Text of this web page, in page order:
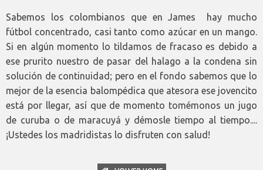
Sabemos los colombianos que en James hay mucho
fútbol concentrado, casi tanto como azúcar en un mango.
Si en algún momento lo tildamos de fracaso es debido a
ese prurito nuestro de pasar del halago a la condena sin
solución de continuidad; pero en el fondo sabemos que lo
mejor de la esencia balompédica que atesora ese jovencito
está por llegar, así que de momento tomémonos un jugo
de curuba o de maracuyá y démosle tiempo al tiempo....
¡Ustedes los madridistas lo disfruten con salud!